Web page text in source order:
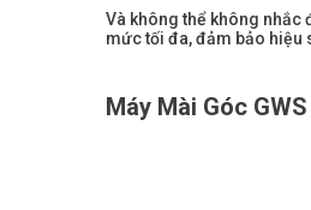
Và không thể không nhắc
mức tối đa, đảm bảo hiệu
Máy Mài Góc